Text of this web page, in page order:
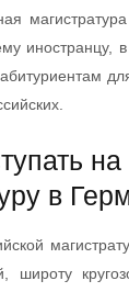
иностранцу, в
на
в
широту